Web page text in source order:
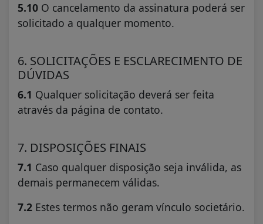
5.10 O cancelamento da assinatura poderá ser
solicitado a qualquer momento.
6. SOLICITAÇÕES E ESCLARECIMENTO DE
DÚVIDAS
6.1 Qualquer solicitação deverá ser feita
através da página de contato.
7. DISPOSIÇÕES FINAIS
7.1 Caso qualquer disposição seja inválida, as
demais permanecem válidas.
7.2 Estes termos não geram vínculo societário.